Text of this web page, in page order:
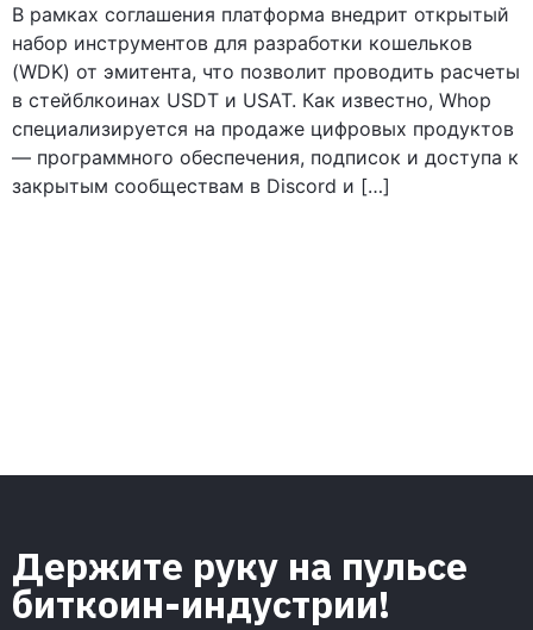
В рамках соглашения платформа внедрит открытый
набор инструментов для разработки кошельков
(WDK) от эмитента, что позволит проводить расчеты
в стейблкоинах USDT и USAT. Как известно, Whop
специализируется на продаже цифровых продуктов
— программного обеспечения, подписок и доступа к
закрытым сообществам в Discord и […]
Держите руку на пульсе
биткоин-индустрии!